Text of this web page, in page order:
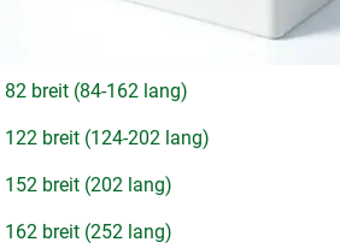
82 breit (84-162 lang)
122 breit (124-202 lang)
152 breit (202 lang)
162 breit (252 lang)